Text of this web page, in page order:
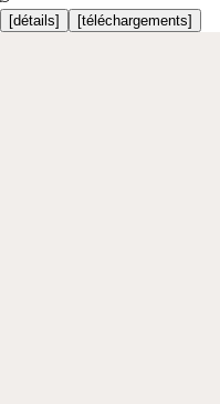
[détails] [téléchargements]